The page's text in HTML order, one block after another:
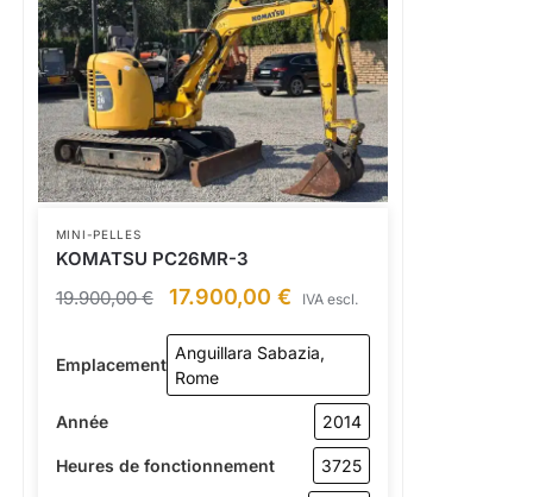
MINI-PELLES
KOMATSU PC26MR-3
19.900,00€ 17.900,00 € IVA escl.
Emplacement
Anguillara Sabazia,
Rome
Année 2014
Heures de fonctionnement 3725